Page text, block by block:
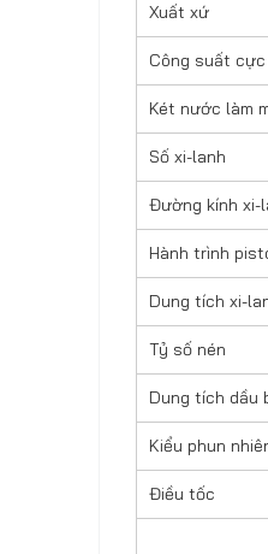
Xuất xứ
Công suất cực
Két nước làm
Số xi-lanh
Đường kính xi-
Hành trình
Dung tích xi-
Tỷ số nén
Dung tích dầu
Kiểu phun
Điều tốc